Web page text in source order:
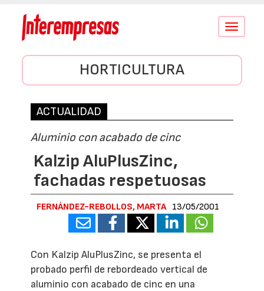
Conmutar
HORTICULTURA
ACTUALIDAD
Aluminio con acabado de cinc
Kalzip AluPlusZinc,
fachadas respetuosas
FERNÁNDEZ-REBOLLOS, MARTA 13/05/2001
Con Kalzip AluPlusZinc, se presenta el
probado perfil de rebordeado vertical de
aluminio con acabado de cinc en una